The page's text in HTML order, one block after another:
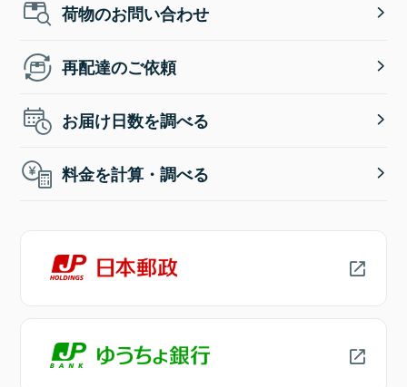
荷物のお問い合わせ
再配達のご依頼
お届け日数を調べる
料金を計算・調べる